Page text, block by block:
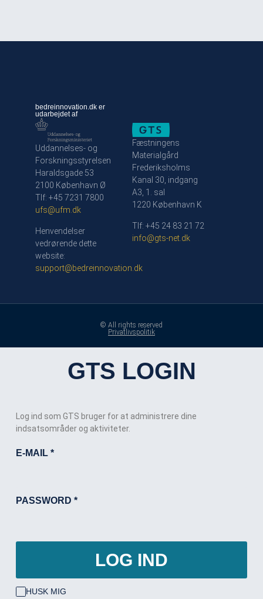
bedreinnovation.dk er
udarbejdet af
Uddannelses- og
Forskningsstyrelsen
Haraldsgade 53
2100 København Ø
Tlf: +45 7231 7800
ufs@ufm.dk
Henvendelser
vedrørende dette
website:
support@bedreinnovation.dk
Fæstningens
Materialgård
Frederiksholms
Kanal 30, indgang
A3, 1. sal
1220 København K
Tlf: +45 24 83 21 72
info@gts-net.dk
© All rights reserved
Privatlivspolitik
GTS LOGIN
Log ind som GTS bruger for at administrere dine
indsatsområder og aktiviteter.
E-MAIL *
PASSWORD *
LOG IND
HUSK MIG